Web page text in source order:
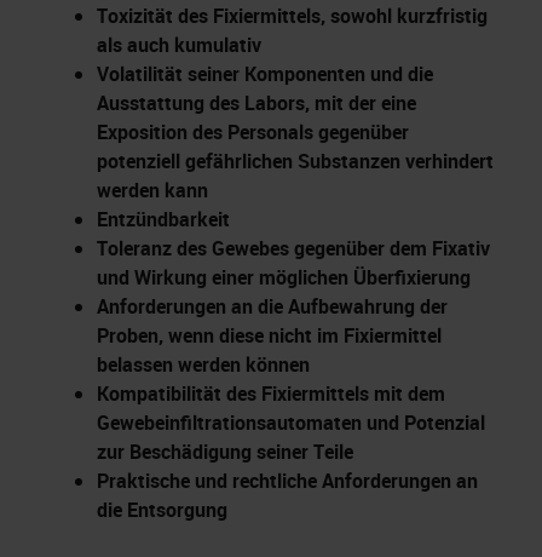
Toxizität des Fixiermittels, sowohl kurzfristig
als auch kumulativ
Volatilität seiner Komponenten und die
Ausstattung des Labors, mit der eine
Exposition des Personals gegenüber
potenziell gefährlichen Substanzen verhindert
werden kann
Entzündbarkeit
Toleranz des Gewebes gegenüber dem Fixativ
und Wirkung einer möglichen Überfixierung
Anforderungen an die Aufbewahrung der
Proben, wenn diese nicht im Fixiermittel
belassen werden können
Kompatibilität des Fixiermittels mit dem
Gewebeinfiltrationsautomaten und Potenzial
zur Beschädigung seiner Teile
Praktische und rechtliche Anforderungen an
die Entsorgung